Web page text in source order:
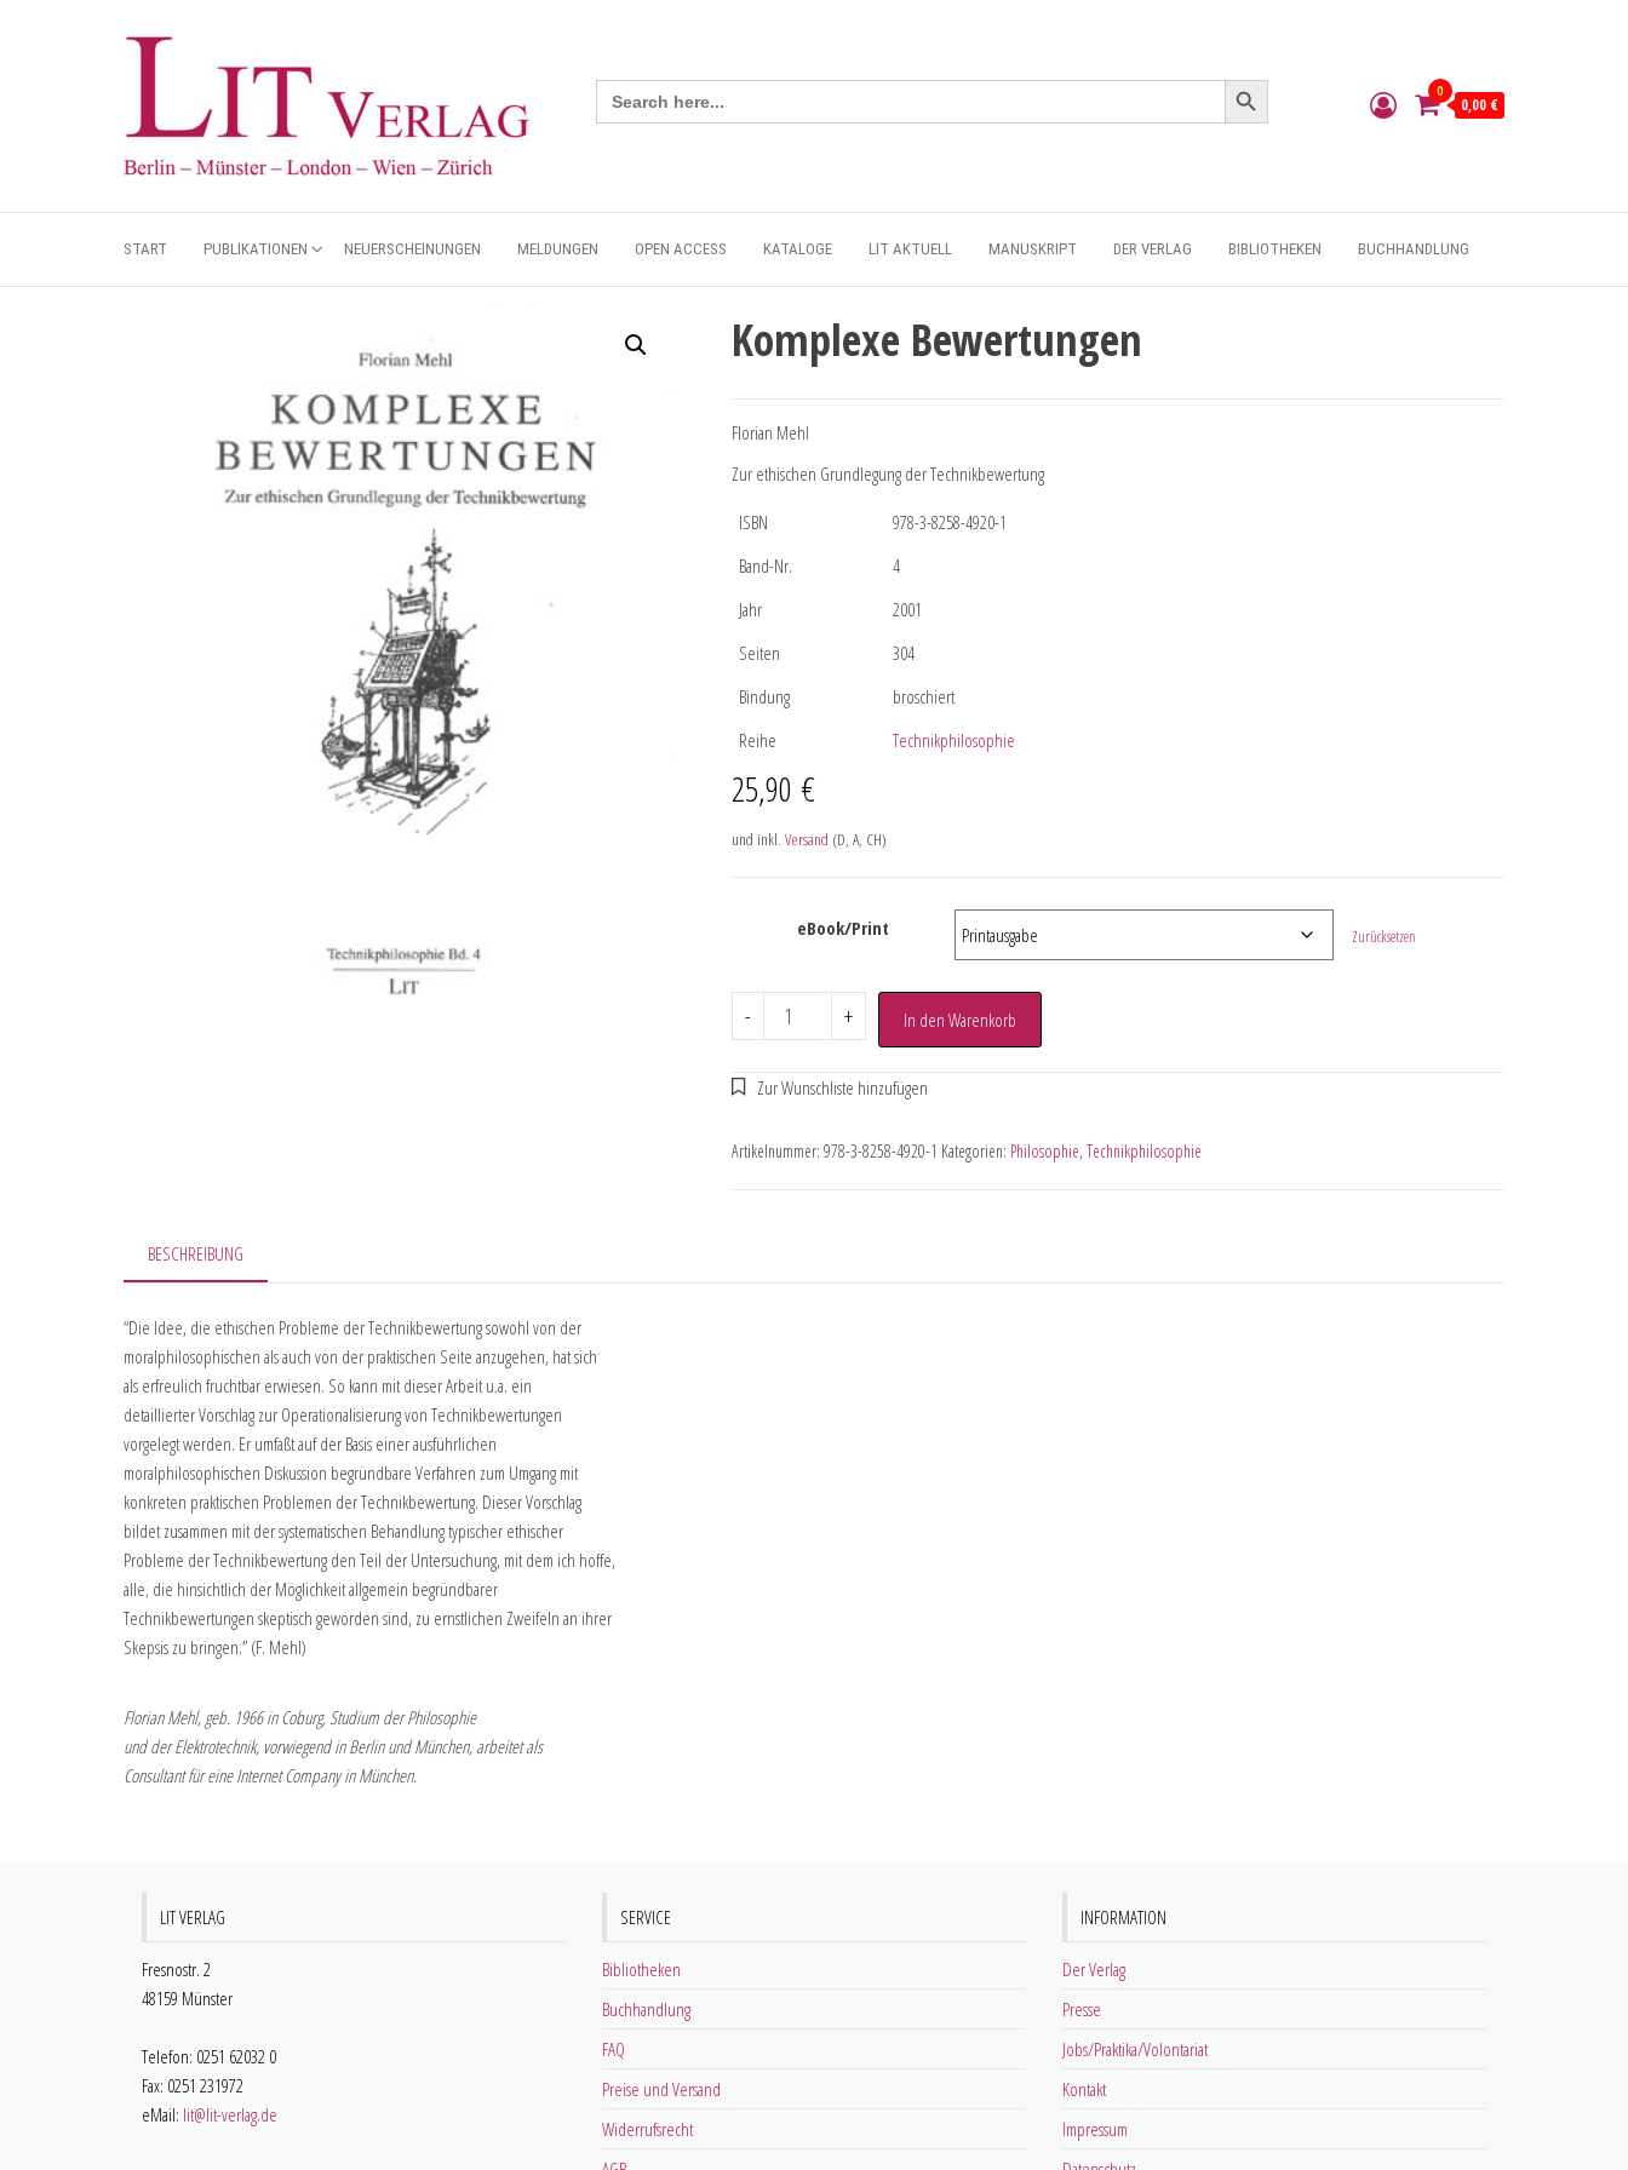
Search
for:
Search Button
0
0,00 €
START PUBLIKATIONEN NEUERSCHEINUNGEN MELDUNGEN OPEN ACCESS KATALOGE LIT AKTUELL MANUSKRIPT DER VERLAG BIBLIOTHEKEN BUCHHANDLUNG
Komplexe Bewertungen
Florian Mehl
Zur ethischen Grundlegung der Technikbewertung
ISBN
978-3-8258-4920-1
Band-Nr.
4
Jahr
2001
Seiten
304
Bindung
broschiert
Reihe
Technikphilosophie
25,90 €
und inkl. Versand (D, A, CH)
eBook/Print Zurücksetzen
- + In den Warenkorb
Artikelnummer: 978-3-8258-4920-1 Kategorien: Philosophie, Technikphilosophie
BESCHREIBUNG
“Die Idee, die ethischen Probleme der Technikbewertung sowohl von der
moralphilosophischen als auch von der praktischen Seite anzugehen, hat sich
als erfreulich fruchtbar erwiesen. So kann mit dieser Arbeit u.a. ein
detaillierter Vorschlag zur Operationalisierung von Technikbewertungen
vorgelegt werden. Er umfaßt auf der Basis einer ausführlichen
moralphilosophischen Diskussion begründbare Verfahren zum Umgang mit
konkreten praktischen Problemen der Technikbewertung. Dieser Vorschlag
bildet zusammen mit der systematischen Behandlung typischer ethischer
Probleme der Technikbewertung den Teil der Untersuchung, mit dem ich hoffe,
alle, die hinsichtlich der Möglichkeit allgemein begründbarer
Technikbewertungen skeptisch geworden sind, zu ernstlichen Zweifeln an ihrer
Skepsis zu bringen.” (F. Mehl)
Florian Mehl, geb. 1966 in Coburg, Studium der Philosophie
und der Elektrotechnik, vorwiegend in Berlin und München, arbeitet als
Consultant für eine Internet Company in München.
LIT VERLAG
Fresnostr. 2
48159 Münster
Telefon: 0251 62032 0
Fax: 0251 231972
eMail: lit@lit-verlag.de
SERVICE
Bibliotheken
Buchhandlung
FAQ
Preise und Versand
Widerrufsrecht
INFORMATION
Der Verlag
Presse
Jobs/Praktika/Volontariat
Kontakt
Impressum